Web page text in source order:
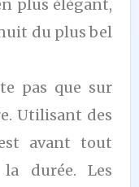
plus élégant,
du plus bel
pas que sur
Utilisant des
avant tout
durée. Les